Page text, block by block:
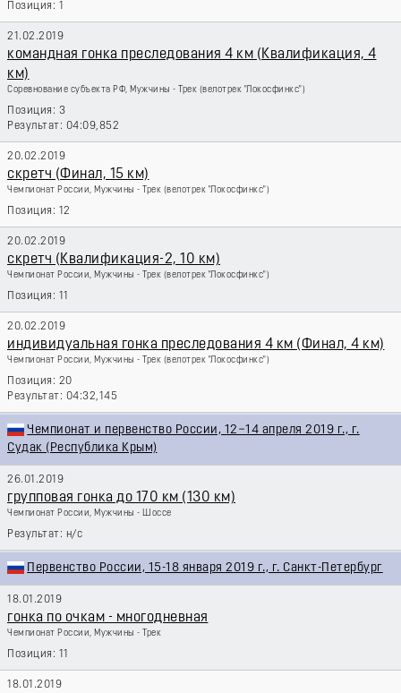
1
21.02.2019
командная гонка преследования 4 км (Квалификация, 4
км)
Соревнование субъекта РФ, Мужчины - Трек (велотрек "Локосфинкс")
3
04:09,852
20.02.2019
скретч (Финал, 15 км)
Чемпионат России, Мужчины - Трек (велотрек "Локосфинкс")
12
20.02.2019
скретч (Квалификация-2, 10 км)
Чемпионат России, Мужчины - Трек (велотрек "Локосфинкс")
11
20.02.2019
индивидуальная гонка преследования 4 км (Финал, 4 км)
Чемпионат России, Мужчины - Трек (велотрек "Локосфинкс")
20
04:32,145
Чемпионат и первенство России, 12−14 апреля 2019 г., г.
Судак (Республика Крым)
26.01.2019
групповая гонка до 170 км (130 км)
Чемпионат России, Мужчины - Шоссе
н/с
Первенство России, 15-18 января 2019 г., г. Санкт-Петербург
18.01.2019
гонка по очкам - многодневная
Чемпионат России, Мужчины - Трек
11
18.01.2019